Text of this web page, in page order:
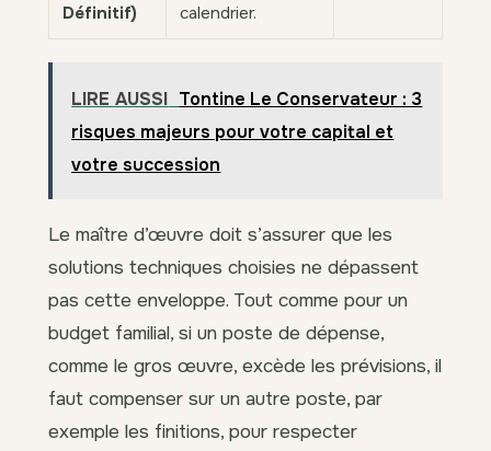
Définitif)
calendrier.
LIRE AUSSI Tontine Le Conservateur : 3
risques majeurs pour votre capital et
votre succession
Le maître d’œuvre doit s’assurer que les
solutions techniques choisies ne dépassent
pas cette enveloppe. Tout comme pour un
budget familial, si un poste de dépense,
comme le gros œuvre, excède les prévisions, il
faut compenser sur un autre poste, par
exemple les finitions, pour respecter